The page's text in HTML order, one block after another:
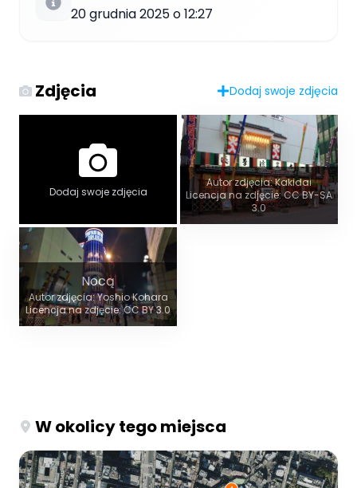
20 grudnia 2025 o 12:27
Zdjęcia Dodaj swoje zdjęcia
Dodaj swoje zdjęcia
Autor zdjęcia: Kakidai
Licencja na zdjęcie: CC BY-SA
3.0
Nocą
Autor zdjęcia: Yoshio Kohara
Licencja na zdjęcie: CC BY 3.0
W okolicy tego miejsca